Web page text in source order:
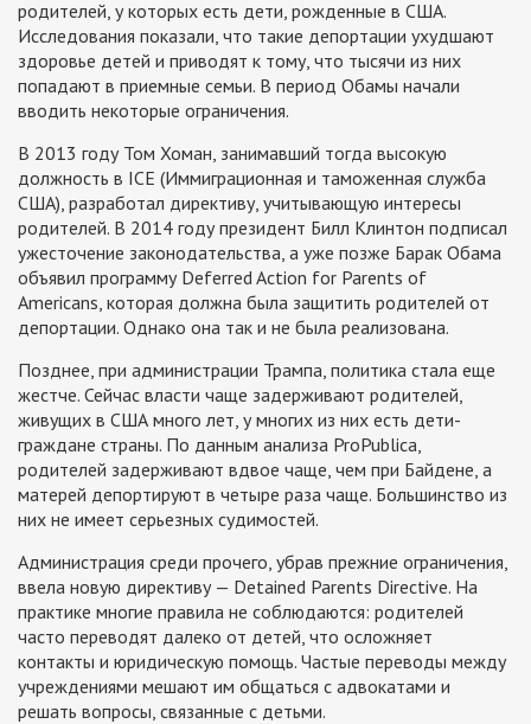
родителей, у которых есть дети, рожденные в США.
Исследования показали, что такие депортации ухудшают
здоровье детей и приводят к тому, что тысячи из них
попадают в приемные семьи. В период Обамы начали
вводить некоторые ограничения.
В 2013 году Том Хоман, занимавший тогда высокую
должность в ICE (Иммиграционная и таможенная служба
США), разработал директиву, учитывающую интересы
родителей. В 2014 году президент Билл Клинтон подписал
ужесточение законодательства, а уже позже Барак Обама
объявил программу Deferred Action for Parents of
Americans, которая должна была защитить родителей от
депортации. Однако она так и не была реализована.
Позднее, при администрации Трампа, политика стала еще
жестче. Сейчас власти чаще задерживают родителей,
живущих в США много лет, у многих из них есть дети-
граждане страны. По данным анализа ProPublica,
родителей задерживают вдвое чаще, чем при Байдене, а
матерей депортируют в четыре раза чаще. Большинство из
них не имеет серьезных судимостей.
Администрация среди прочего, убрав прежние ограничения,
ввела новую директиву — Detained Parents Directive. На
практике многие правила не соблюдаются: родителей
часто переводят далеко от детей, что осложняет
контакты и юридическую помощь. Частые переводы между
учреждениями мешают им общаться с адвокатами и
решать вопросы, связанные с детьми.